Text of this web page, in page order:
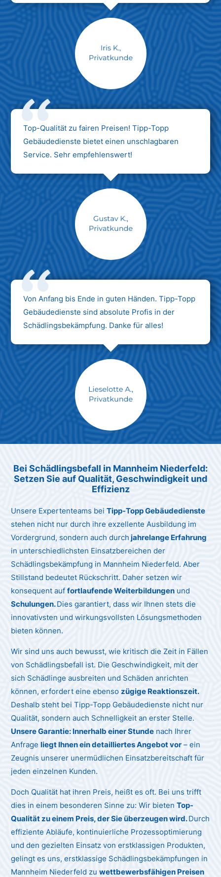
Max Mustermann
Unternehmen AG
Top-Qualität zu fairen Preisen! Tipp-Topp
Gebäudedienste bietet einen unschlagbaren
Service. Sehr empfehlenswert!
Max Mustermann
Unternehmen AG
Von Anfang bis Ende in guten Händen. Tipp-Topp
Gebäudedienste sind absolute Profis in der
Schädlingsbekämpfung. Danke für alles!
Max Mustermann
Bei Schädlingsbefall in Mannheim Niederfeld:
Setzen Sie auf Qualität, Geschwindigkeit und
Effizienz
Unsere Expertenteams beiTipp-Topp Gebäudedienste
stehen nicht nur durch ihre exzellente Ausbildung im
Vordergrund, sondern auch durch jahrelange Erfahrung
in unterschiedlichsten Einsatzbereichen der
Schädlingsbekämpfung in Mannheim Niederfeld. Aber
Stillstand bedeutet Rückschritt. Daher setzen wir
konsequent auffortlaufende Weiterbildungen und
Schulungen.Dies garantiert, dass wir Ihnen stets die
innovativsten und wirkungsvollsten Lösungsmethoden
bieten können.
Wir sind uns auch bewusst, wie kritisch die Zeit in Fällen
von Schädlingsbefall ist. Die Geschwindigkeit, mit der
sich Schädlinge ausbreiten und Schäden anrichten
können, erfordert eine ebensozügige Reaktionszeit.
Deshalb steht bei Tipp-Topp Gebäudedienste nicht nur
Qualität, sondern auch Schnelligkeit an erster Stelle.
Unsere Garantie: Innerhalb einer Stunde nach Ihrer
Anfrage liegt Ihnen ein detailliertes Angebot vor – ein
Zeugnis unserer unermüdlichen Einsatzbereitschaft für
jeden einzelnen Kunden.
Doch Qualität hat ihren Preis, heißt es oft. Bei uns trifft
dies in einem besonderen Sinne zu: Wir bietenTop-
Qualität zu einem Preis, der Sie überzeugen wird.Durch
effiziente Abläufe, kontinuierliche Prozessoptimierung
und den gezielten Einsatz von erstklassigen Produkten,
gelingt es uns, erstklassige Schädlingsbekämpfungen in
Mannheim Niederfeld zuwettbewerbsfähigen Preisen